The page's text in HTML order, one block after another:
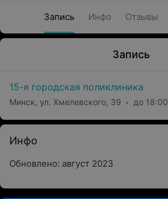
Запись Инфо Отзывы
Запись
15-я городская поликлиника
Минск, ул. Хмелевского, 39 до 18:00
Инфо
Обновлено: август 2023